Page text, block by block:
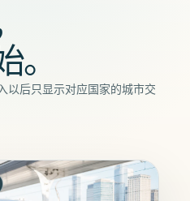
以后只显示对应国家的城市交